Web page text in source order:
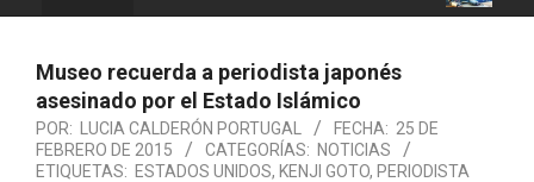
Museo recuerda a periodista japonés
asesinado por el Estado Islámico
POR: LUCIA CALDERÓN PORTUGAL FECHA: 25 DE
FEBRERO DE 2015
CATEGORÍAS: NOTICIAS
ETIQUETAS: ESTADOS UNIDOS, KENJI GOTO, PERIODISTA